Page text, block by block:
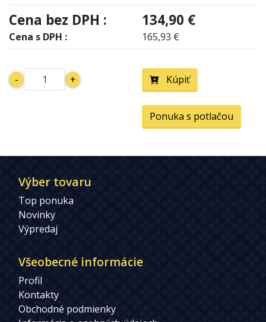
Cena bez DPH : 134,90 €
Cena s DPH : 165,93 €
- + Kúpiť
Ponuka s potlačou
Výber tovaru
Top ponuka
Novinky
Výpredaj
Všeobecné informácie
Profil
Kontakty
Obchodné podmienky